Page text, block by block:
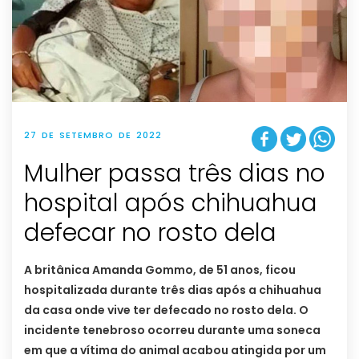
27 DE SETEMBRO DE 2022
Mulher passa três dias no
hospital após chihuahua
defecar no rosto dela
A britânica Amanda Gommo, de 51 anos, ficou
hospitalizada durante três dias após a chihuahua
da casa onde vive ter defecado no rosto dela. O
incidente tenebroso ocorreu durante uma soneca
em que a vítima do animal acabou atingida por um